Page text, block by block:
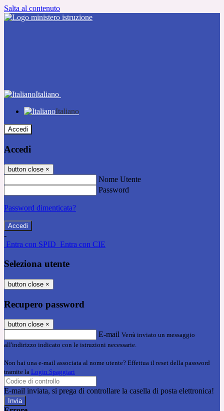
Salta al contenuto
Italiano
Italiano
Accedi
Accedi
button close ×
Nome Utente
Password
Password dimenticata?
-
Entra con SPID Entra con CIE
Seleziona utente
button close ×
Recupero password
button close ×
E-mail Verrà inviato un messaggio
all'indirizzo indicato con le istruzioni necessarie.
Non hai una e-mail associata al nome utente? Effettua il reset della password
tramite la Login Spaggiari
E-mail inviata, si prega di controllare la casella di posta elettronica!